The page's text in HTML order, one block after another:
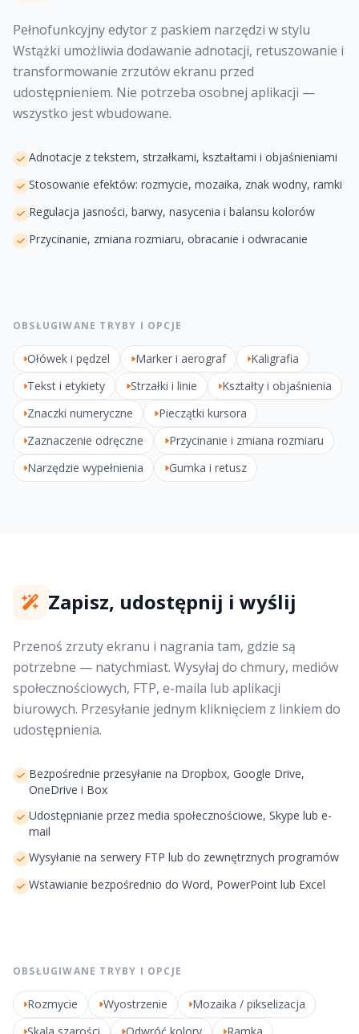
Pełnofunkcyjny edytor z paskiem narzędzi w stylu
Wstążki umożliwia dodawanie adnotacji, retuszowanie i
transformowanie zrzutów ekranu przed
udostępnieniem. Nie potrzeba osobnej aplikacji —
wszystko jest wbudowane.
Adnotacje z tekstem, strzałkami, kształtami i objaśnieniami
Stosowanie efektów: rozmycie, mozaika, znak wodny, ramki
Regulacja jasności, barwy, nasycenia i balansu kolorów
Przycinanie, zmiana rozmiaru, obracanie i odwracanie
OBSŁUGIWANE TRYBY I OPCJE
Ołówek i pędzel Marker i aerograf
Kaligrafia
Tekst i etykiety
Strzałki i linie
Kształty i objaśnienia
Znaczki numeryczne
Pieczątki kursora
Zaznaczenie odręczne
Przycinanie i zmiana rozmiaru
Narzędzie wypełnienia
Gumka i retusz
Zapisz, udostępnij i wyślij
Przenoś zrzuty ekranu i nagrania tam, gdzie są
potrzebne — natychmiast. Wysyłaj do chmury, mediów
społecznościowych, FTP, e-maila lub aplikacji
biurowych. Przesyłanie jednym kliknięciem z linkiem do
udostępnienia.
Bezpośrednie przesyłanie na Dropbox, Google Drive,
OneDrive i Box
Udostępnianie przez media społecznościowe, Skype lub e-
mail
Wysyłanie na serwery FTP lub do zewnętrznych programów
Wstawianie bezpośrednio do Word, PowerPoint lub Excel
OBSŁUGIWANE TRYBY I OPCJE
Rozmycie Wyostrzenie
Mozaika / pikselizacja